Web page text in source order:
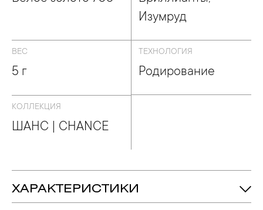
Изумруд
ВЕС
5 г
ТЕХНОЛОГИЯ
Родирование
КОЛЛЕКЦИЯ
ШАНС | CHANCE
ХАРАКТЕРИСТИКИ